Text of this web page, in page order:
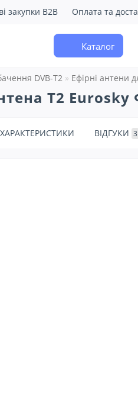
закупки B2B Оплата та
Каталог
DVB-T2 Ефірні антени
Т2 Eurosky
ХАРАКТЕРИСТИКИ ВІДГУКИ 3